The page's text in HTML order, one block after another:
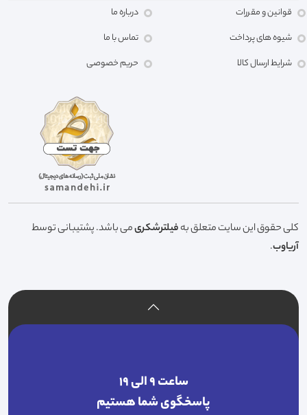
قوانین و مقررات
شیوه های پرداخت
شرایط ارسال کالا
درباره ما
تماس با ما
حریم خصوصی
کلی حقوق این سایت متعلق بهفیلترشکریمی باشد. پشتیبانی توسط
آریاوب.
ساعت ۹ الی ۱۹
پاسخگوی شما هستیم